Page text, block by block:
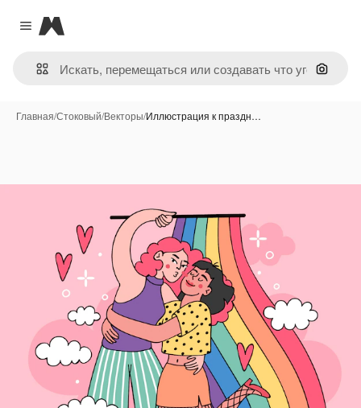
Close menu
Magnific
Поиск
Главная/Стоковый/Векторы/Иллюстрация к праздн…